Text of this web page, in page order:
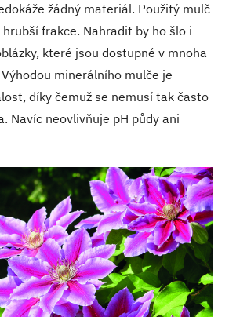
žádný materiál. Použitý mulč
frakce. Nahradit by ho šlo i
které jsou dostupné v mnoha
minerálního mulče je
díky čemuž se nemusí tak často
Navíc neovlivňuje pH půdy ani